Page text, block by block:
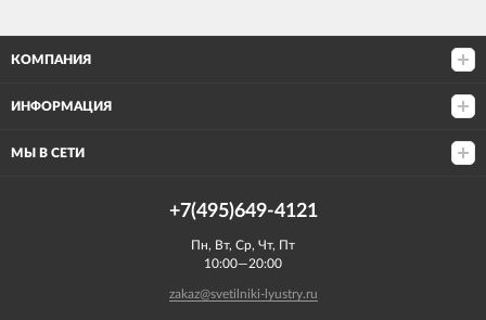
КОМПАНИЯ
ИНФОРМАЦИЯ
МЫ В СЕТИ
+7(495)649-4121
Пн, Вт, Ср, Чт, Пт
10:00—20:00
zakaz@svetilniki-lyustry.ru